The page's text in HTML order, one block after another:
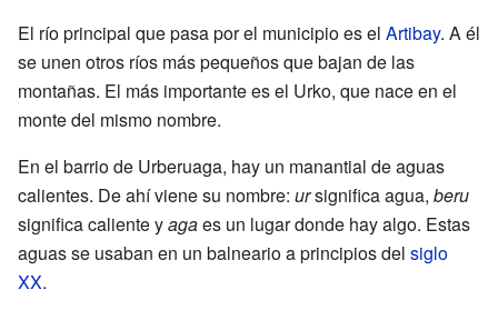
El río principal que pasa por el municipio es el Artibay. A él
se unen otros ríos más pequeños que bajan de las
montañas. El más importante es el Urko, que nace en el
monte del mismo nombre.
En el barrio de Urberuaga, hay un manantial de aguas
calientes. De ahí viene su nombre: ursignifica agua, beru
significa caliente yagaes un lugar donde hay algo. Estas
aguas se usaban en un balneario a principios del siglo
XX.